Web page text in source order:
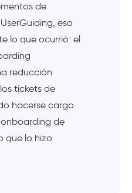
de
eso
lo que ocurrió: el
reducción
tickets de
hacerse cargo
de
que lo hizo